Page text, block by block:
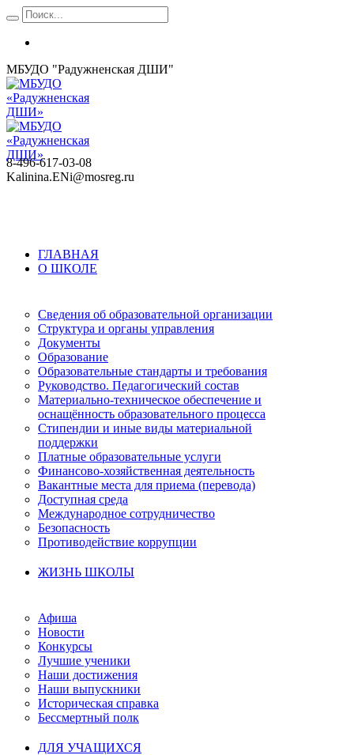
МБУДО "Радужненская ДШИ"
8-496-617-03-08
Kalinina.ENi@mosreg.ru
ГЛАВНАЯ
О ШКОЛЕ
Сведения об образовательной организации
Структура и органы управления
Документы
Образование
Образовательные стандарты и требования
Руководство. Педагогический состав
Материально-техническое обеспечение и
оснащённость образовательного процесса
Стипендии и иные виды материальной
поддержки
Платные образовательные услуги
Финансово-хозяйственная деятельность
Вакантные места для приема (перевода)
Доступная среда
Международное сотрудничество
Безопасность
Противодействие коррупции
ЖИЗНЬ ШКОЛЫ
Афиша
Новости
Конкурсы
Лучшие ученики
Наши достижения
Наши выпускники
Историческая справка
Бессмертный полк
ДЛЯ УЧАЩИХСЯ